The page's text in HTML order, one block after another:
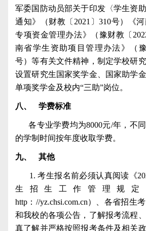
军委国防动员部关于印发〈学生资
通知》（财教〔 2021 〕310号）《
专项资金管理办法》（豫财教〔
南省学生资助项目管理办法》（
号）等有关文件精神，制定学校研
设置研究生国家奖学金、国家助学
单项奖学金及校内“三助”岗位。
八、 学费标准
各专业学费均为8000元/年，不
的学制时间按年度收取学费。
九、 其他
1.考生报名前必须认真阅读《
生招生工作管理规定
http ： //yz.chsi.com.cn）、各省招生
和我校的各项公告，了解报考流程
真了解并严格按照报考条件及相关